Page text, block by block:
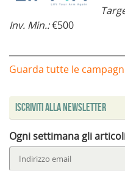
Inv. Min.:€500
Guarda tutte le
Iscriviti alla Newsletter
Ogni settimana gli